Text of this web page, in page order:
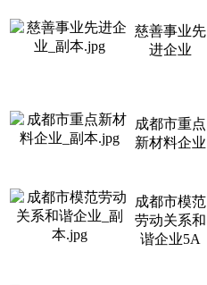
慈善事业先
进企业
成都市重点
新材料企业
成都市模范
劳动关系和
谐企业5A